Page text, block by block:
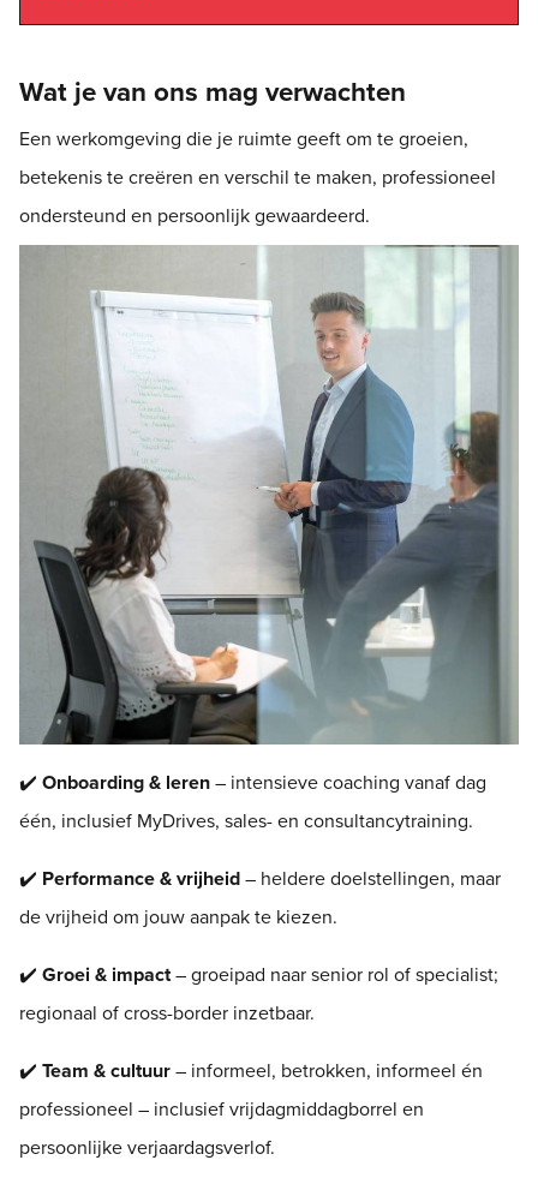
Wat je van ons mag verwachten
Een werkomgeving die je ruimte geeft om te groeien,
betekenis te creëren en verschil te maken, professioneel
ondersteund en persoonlijk gewaardeerd.
✔️ Onboarding & leren – intensieve coaching vanaf dag
één, inclusief MyDrives, sales- en consultancytraining.
✔️ Performance & vrijheid – heldere doelstellingen, maar
de vrijheid om jouw aanpak te kiezen.
✔️ Groei & impact– groeipad naar senior rol of specialist;
regionaal of cross-border inzetbaar.
✔️ Team & cultuur – informeel, betrokken, informeel én
professioneel – inclusief vrijdagmiddagborrel en
persoonlijke verjaardagsverlof.